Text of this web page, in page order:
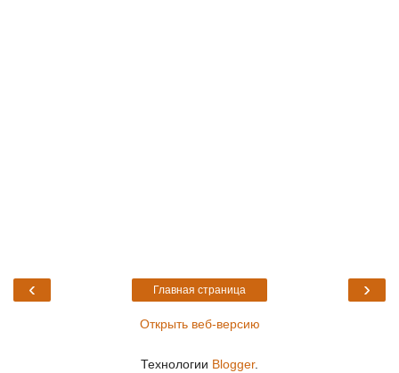
‹ ›
Главная страница
Открыть веб-версию
Технологии Blogger.